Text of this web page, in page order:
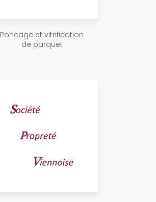
Ponçage et vitrification
de parquet